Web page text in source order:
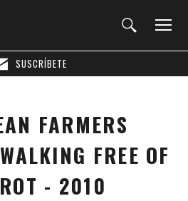
SUSCRÍBETE
FARMERS
FREE OF
- 2010